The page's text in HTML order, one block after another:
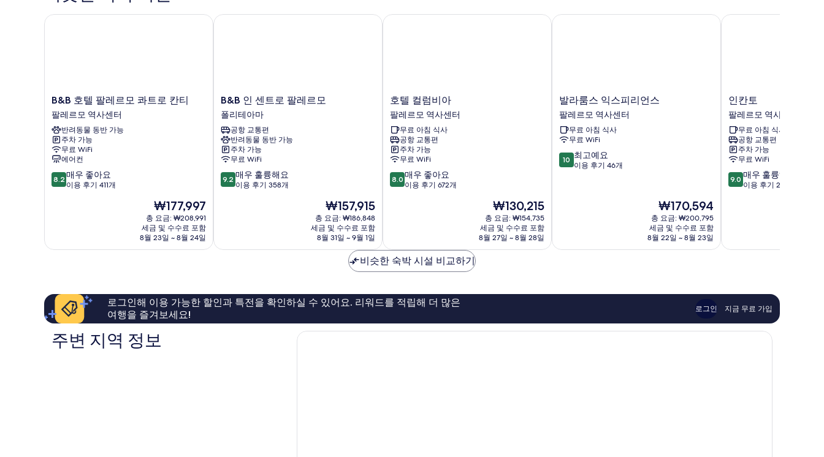
보
B&B
호
텔
팔
레
르
모
콰
트
르
센
터
B&B 호텔 팔레르모 콰트로 칸티
팔레르모 역사센터
반려동물 동반 가능
주차 가능
무료 WiFi
에어컨
10
점
매
요,
용
기
411
8.2 매우 좋아요
이용 후기 411개
현
재
요
금
₩177,997
₩177,997
총 요금: ₩208,991
세금 및 수수료 포함
8월 23일 ~ 8월 24일
B&B 호텔 팔레르모 콰트로 칸티
B&B
인
센
트
로
팔
레
르
모
B&B 인 센트로 팔레르모
폴리테아마
공항 교통편
반려동물 동반 가능
주차 가능
무료 WiFi
10
점
매
해
요,
9.2 매우 훌륭해요
이용 후기 358개
현
재
요
금
₩157,915
₩157,915
총 요금: ₩186,848
세금 및 수수료 포함
8월 31일 ~ 9월 1일
B&B 인 센트로 팔레르모
호
텔
컬
럼
비
아
팔
레
르
호텔 컬럼비아
팔레르모 역사센터
무료 아침 식사
공항 교통편
주차 가능
무료 WiFi
10
점
매
우
좋
요,
이
후
8.0 매우 좋아요
이용 후기 672개
현
재
요
금
₩130,215
₩130,215
총 요금: ₩154,735
세금 및 수수료 포함
8월 27일 ~ 8월 28일
호텔 컬럼비아
발
라
룸
스
익
스
피
역
발라룸스 익스피리언스
팔레르모 역사센터
무료 아침 식사
무료 WiFi
10
점
예
후
개
10 최고예요
이용 후기 46개
현
재
요
금
₩170,594
₩170,594
총 요금: ₩200,795
세금 및 수수료 포함
8월 22일 ~ 8월 23일
발라룸스 익스피리언스
인
칸
토
팔
레
르
모
역
사
인칸토
팔레르모 역사센터
무료 아침 식사
공항 교통편
주차 가능
무료 WiFi
10
점
매
해
요,
용
9.0 매우 훌륭해요
이용 후기 278개
인칸토
비슷한 숙박 시설 비교하기
로그인해 이용 가능한 할인과 특전을 확인하실 수 있어요. 리워드를 적립해 더 많은
여행을 즐겨보세요!
로그인 지금 무료 가입
주변 지역 정보